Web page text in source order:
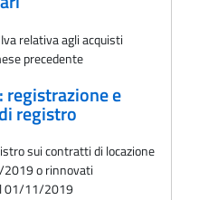
relativa agli acquisti
precedente
registrazione e
registro
sui contratti di locazione
o rinnovati
01/11/2019